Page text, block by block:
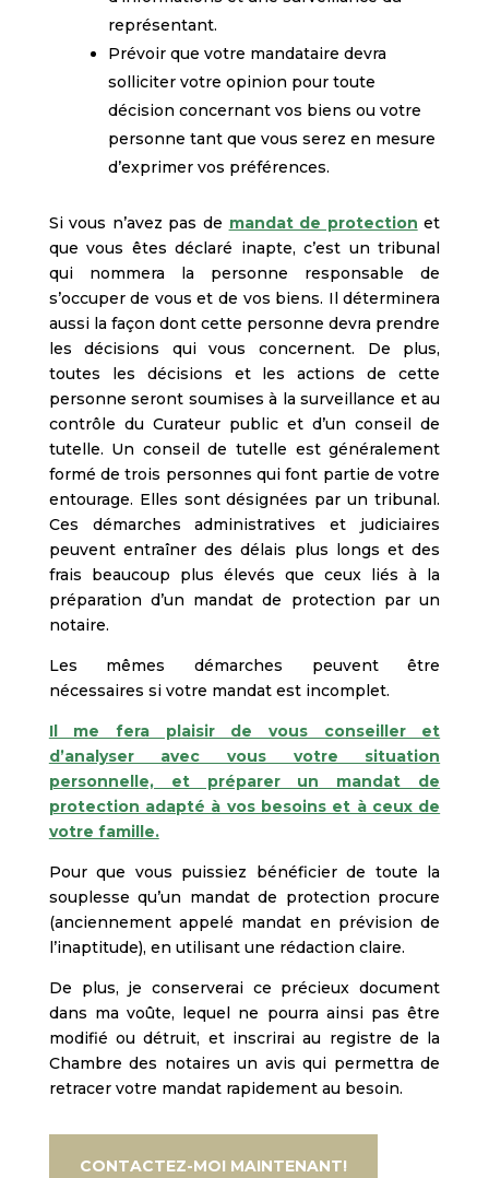
représentant.
Prévoir que votre mandataire devra
solliciter votre opinion pour toute
décision concernant vos biens ou votre
personne tant que vous serez en mesure
d’exprimer vos préférences.
Si vous n’avez pas de mandat de protection et
que vous êtes déclaré inapte, c’est un tribunal
qui nommera la personne responsable de
s’occuper de vous et de vos biens. Il déterminera
aussi la façon dont cette personne devra prendre
les décisions qui vous concernent. De plus,
toutes les décisions et les actions de cette
personne seront soumises à la surveillance et au
contrôle du Curateur public et d’un conseil de
tutelle. Un conseil de tutelle est généralement
formé de trois personnes qui font partie de votre
entourage. Elles sont désignées par un tribunal.
Ces démarches administratives et judiciaires
peuvent entraîner des délais plus longs et des
frais beaucoup plus élevés que ceux liés à la
préparation d’un mandat de protection par un
notaire.
Les mêmes démarches peuvent être
nécessaires si votre mandat est incomplet.
Il me fera plaisir de vous conseiller et
d’analyser avec vous votre situation
personnelle, et préparer un mandat de
protection adapté à vos besoins et à ceux de
votre famille.
Pour que vous puissiez bénéficier de toute la
souplesse qu’un mandat de protection procure
(anciennement appelé mandat en prévision de
l’inaptitude), en utilisant une rédaction claire.
De plus, je conserverai ce précieux document
dans ma voûte, lequel ne pourra ainsi pas être
modifié ou détruit, et inscrirai au registre de la
Chambre des notaires un avis qui permettra de
retracer votre mandat rapidement au besoin.
CONTACTEZ-MOI MAINTENANT!